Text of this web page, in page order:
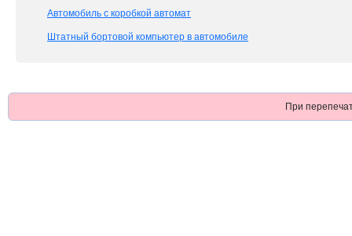
Автомобиль с коробкой автомат
Штатный бортовой компьютер в автомобиле
При